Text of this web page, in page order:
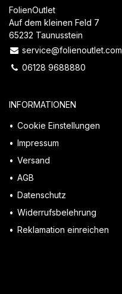
FolienOutlet
Auf dem kleinen Feld 7
65232 Taunusstein
service@folienoutlet.com
06128 9688880
INFORMATIONEN
Cookie Einstellungen
Impressum
Versand
AGB
Datenschutz
Widerrufsbelehrung
Reklamation einreichen